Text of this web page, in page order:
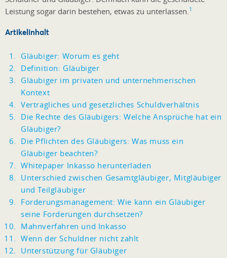
Leistung sogar darin bestehen, etwas zu unterlassen.1
Artikelinhalt
Gläubiger: Worum es geht
Definition: Gläubiger
Gläubiger im privaten und unternehmerischen
Kontext
Vertragliches und gesetzliches Schuldverhältnis
Die Rechte des Gläubigers: Welche Ansprüche hat ein
Gläubiger?
Die Pflichten des Gläubigers: Was muss ein
Gläubiger beachten?
Whitepaper Inkasso herunterladen
Unterschied zwischen Gesamtgläubiger, Mitgläubiger
und Teilgläubiger
Forderungsmanagement: Wie kann ein Gläubiger
seine Forderungen durchsetzen?
Mahnverfahren und Inkasso
Wenn der Schuldner nicht zahlt
Unterstützung für Gläubiger